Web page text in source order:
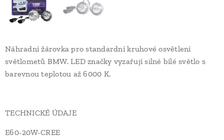
Náhradní žárovka pro standardní kruhové osvětlení
světlometů BMW. LED značky vyzařují silné bílé světlo s
barevnou teplotou až 6000 K.
TECHNICKÉ ÚDAJE
E60-20W-CREE